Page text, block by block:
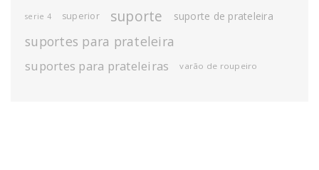
serie 4 superior suporte suporte de prateleira
suportes para prateleira
suportes para prateleiras varão de roupeiro